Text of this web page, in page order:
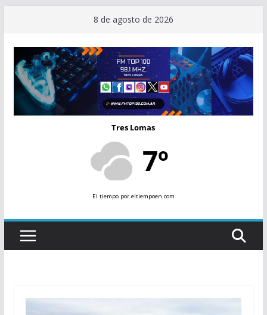
contenido
8 de agosto de 2026
Tres Lomas
7º
El tiempopor eltiempoen.com